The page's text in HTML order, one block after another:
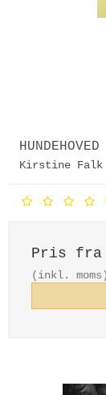
HUNDEHOVED
Kirstine Falk
Pris fra
(inkl. moms)